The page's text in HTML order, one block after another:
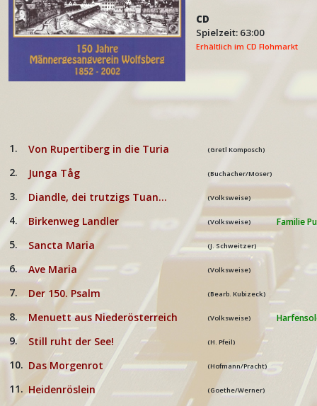
CD
Spielzeit: 63:00
Erhältlich im CD Flohmarkt
1. Von Rupertiberg in die Turia (Gretl Komposch)
2. Junga Tåg (Buchacher/Moser)
3. Diandle, dei trutzigs Tuan... (Volksweise)
4. Birkenweg Landler (Volksweise) Familie
5. Sancta Maria (J. Schweitzer)
6. Ave Maria (Volksweise)
7. Der 150. Psalm (Bearb. Kubizeck)
8. Menuett aus Niederösterreich (Volksweise)
9. Still ruht der See! (H. Pfeil)
10. Das Morgenrot (Hofmann/Pracht)
11. Heidenröslein (Goethe/Werner)